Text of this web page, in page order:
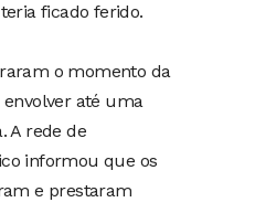
ficado ferido.
o momento da
até uma
A rede de
informou que os
e prestaram